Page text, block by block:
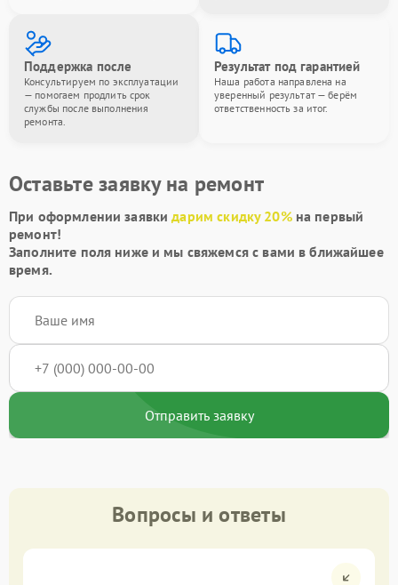
Поддержка после
Консультируем по эксплуатации
— помогаем продлить срок
службы после выполнения
ремонта.
Результат под гарантией
Наша работа направлена на
уверенный результат — берём
ответственность за итог.
Оставьте заявку на ремонт
При оформлении заявкидарим скидку 20%на первый
ремонт!
Заполните поля ниже и мы свяжемся с вами в ближайшее
время.
Отправить заявку
Вопросы и ответы